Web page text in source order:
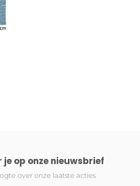
op onze nieuwsbrief
over onze laatste acties